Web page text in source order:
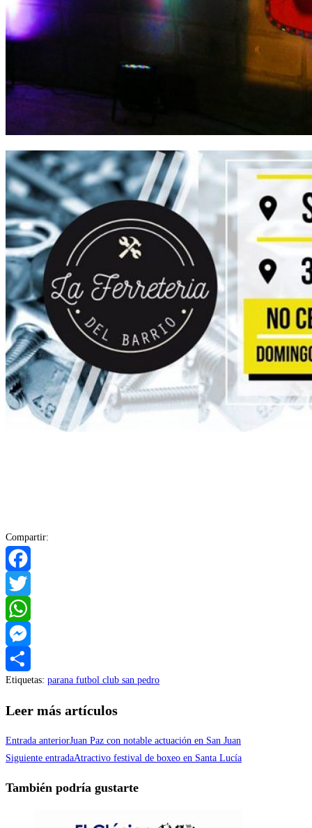
Compartir:
Facebook
Twitter
WhatsApp
Messenger
Compartir
Etiquetas: parana futbol club san pedro
Leer más artículos
Entrada anteriorJuan Paz con notable actuación en San Juan
Siguiente entradaAtractivo festival de boxeo en Santa Lucía
También podría gustarte